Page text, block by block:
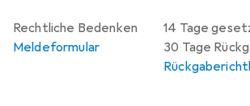
14 Tage
30 Tage
Rechtliche Bedenken
Meldeformular